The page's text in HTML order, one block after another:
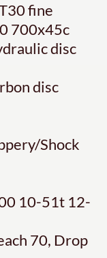
fine
700x45c
disc
disc
Shock
10-51t 12-
70, Drop